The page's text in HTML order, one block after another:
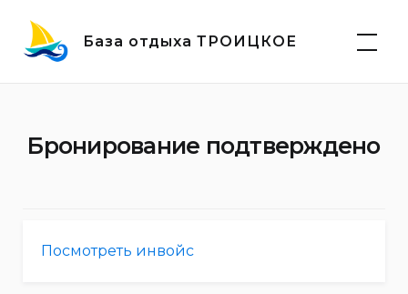
content
База отдыха ТРОИЦКОЕ
Бронирование подтверждено
Посмотреть инвойс